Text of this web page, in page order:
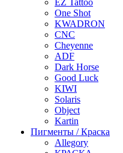
EZ Tattoo
One Shot
KWADRON
CNC
Cheyenne
ADF
Dark Horse
Good Luck
KIWI
Solaris
Object
Kartin
Пигменты / Краска
Allegory